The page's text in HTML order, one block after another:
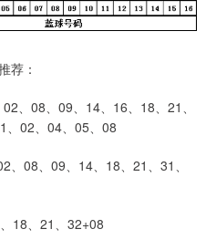
荐：
08、09、14、16、18、21、
、02、04、05、08
08、09、14、18、21、31、
18、21、32+08